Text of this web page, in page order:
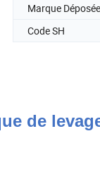
Marque Déposée
Code SH
de